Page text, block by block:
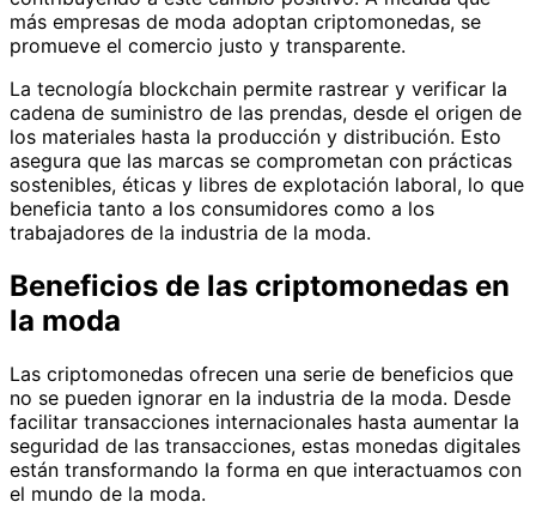
más empresas de moda adoptan criptomonedas, se
promueve el comercio justo y transparente.
La tecnología blockchain permite rastrear y verificar la
cadena de suministro de las prendas, desde el origen de
los materiales hasta la producción y distribución. Esto
asegura que las marcas se comprometan con prácticas
sostenibles, éticas y libres de explotación laboral, lo que
beneficia tanto a los consumidores como a los
trabajadores de la industria de la moda.
Beneficios de las criptomonedas en
la moda
Las criptomonedas ofrecen una serie de beneficios que
no se pueden ignorar en la industria de la moda. Desde
facilitar transacciones internacionales hasta aumentar la
seguridad de las transacciones, estas monedas digitales
están transformando la forma en que interactuamos con
el mundo de la moda.